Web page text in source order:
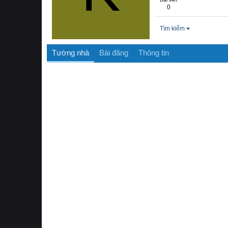
0
Tìm kiếm
Tường nhà Bài đăng Thông tin